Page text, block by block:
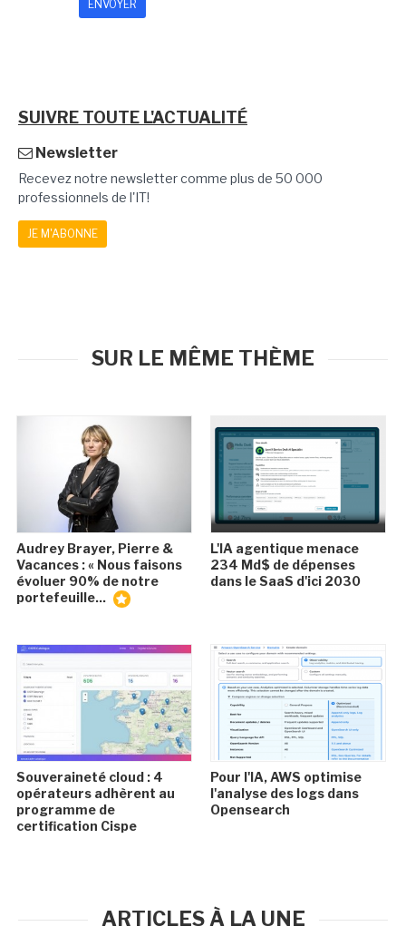
SUIVRE TOUTE L'ACTUALITÉ
Newsletter
Recevez notre newsletter comme plus de 50 000
professionnels de l'IT!
JE M'ABONNE
SUR LE MÊME THÈME
Audrey Brayer, Pierre &
Vacances : « Nous faisons
évoluer 90% de notre
portefeuille...
L'IA agentique menace
234 Md$ de dépenses
dans le SaaS d'ici 2030
Souveraineté cloud : 4
opérateurs adhèrent au
programme de
certification Cispe
Pour l'IA, AWS optimise
l'analyse des logs dans
Opensearch
ARTICLES À LA UNE